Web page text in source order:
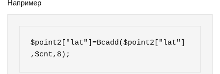
Например:
$point2["lat"]=Bcadd($point2["lat"]
,$cnt,8);